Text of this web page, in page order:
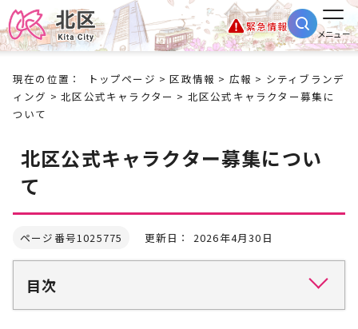
緊急情報
メニュー
現在の位置： トップページ >区政情報 > 広報 > シティブランデ
ィング >北区公式キャラクター > 北区公式キャラクター募集に
ついて
北区公式キャラクター募集につい
て
ページ番号1025775 更新日： 2026年4月30日
目次